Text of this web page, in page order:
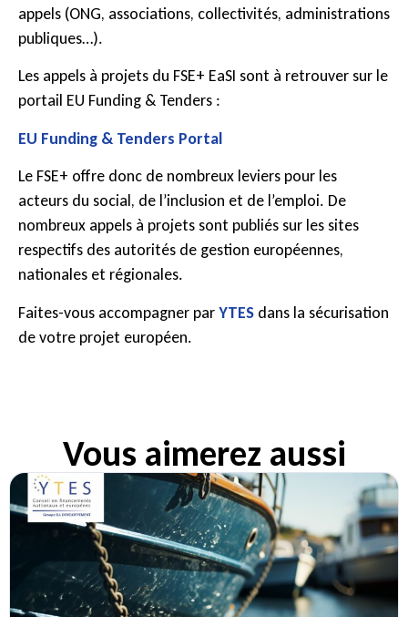
appels (ONG, associations, collectivités, administrations
publiques…).
Les appels à projets du FSE+ EaSI sont à retrouver sur le
portail EU Funding & Tenders :
EU Funding & Tenders Portal
Le FSE+ offre donc de nombreux leviers pour les
acteurs du social, de l’inclusion et de l’emploi. De
nombreux appels à projets sont publiés sur les sites
respectifs des autorités de gestion européennes,
nationales et régionales.
Faites-vous accompagner parYTES dans la sécurisation
de votre projet européen.
Vous aimerez aussi